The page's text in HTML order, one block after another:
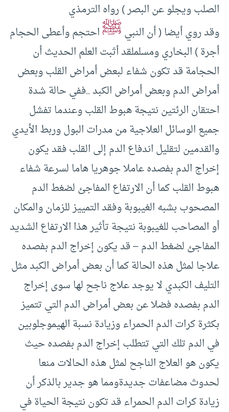
الصلب ويجلو عن البصر ) رواه الترمذي
وقد روي أيضا ( أن النبيﷺاحتجم وأعطى الحجام
أجرة ) البخاري ومسلملقد أثبت العلم الحديث أن
الحجامة قد تكون شفاء لبعض أمراض القلب وبعض
أمراض الدم وبعض أمراض الكبد ..ففي حالة شدة
احتقان الرئتين نتيجة هبوط القلب وعندما تفشل
جميع الوسائل العلاجية من مدرات البول وربط الأيدي
والقدمين لتقليل اندفاع الدم إلى القلب فقد يكون
إخراج الدم بفصده عاملا جوهريا هاما لسرعة شفاء
هبوط القلب كما أن الارتفاع المفاجئ لضغط الدم
المصحوب بشبه الغيبوبة وفقد التمييز للزمان والمكان
أو المصاحب للغيبوبة نتيجة تأثير هذا الارتفاع الشديد
المفاجئ لضغط الدم – قد يكون إخراج الدم بفصده
علاجا لمثل هذه الحالة كما أن بعض أمراض الكبد مثل
التليف الكبدي لا يوجد علاج ناجح لها سوى إخراج
الدم بفصده فضلا عن بعض أمراض الدم التي تتميز
بكثرة كرات الدم الحمراء وزيادة نسبة الهيموجلوبين
في الدم تلك التي تتطلب إخراج الدم بفصده حيث
يكون هو العلاج الناجح لمثل هذه الحالات منعا
لحدوث مضاعفات جديدةومما هو جدير بالذكر أن
زيادة كرات الدم الحمراء قد تكون نتيجة الحياة في